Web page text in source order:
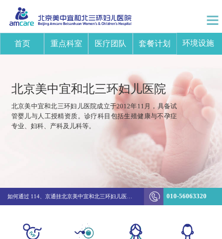
首页 重点科室 医疗团队 套餐计划 环境设施
北京美中宜和北三环妇儿医院
北京美中宜和北三环妇儿医院成立于2012年11月，具备试
管婴儿与人工授精资质。诊疗科目包括生殖健康与不孕症
专业、妇科、产科及儿科等。
010-56063320